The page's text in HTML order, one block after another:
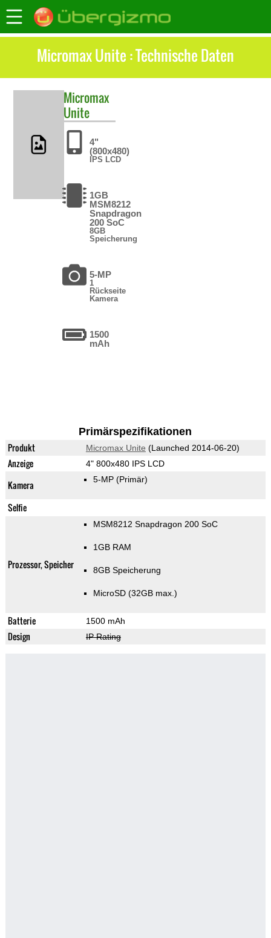
Micromax Unite : Technische Daten
Micromax
Unite
4"
(800x480)
IPS LCD
1GB
MSM8212
Snapdragon
200 SoC
8GB
Speicherung
5-MP
1
Rückseite
Kamera
1500
mAh
Primärspezifikationen
Produkt Micromax Unite (Launched 2014-06-20)
Anzeige 4" 800x480 IPS LCD
Kamera 5-MP (Primär)
Selfie
Prozessor, Speicher
MSM8212 Snapdragon 200 SoC
1GB RAM
8GB Speicherung
MicroSD (32GB max.)
Batterie 1500 mAh
Design IP Rating